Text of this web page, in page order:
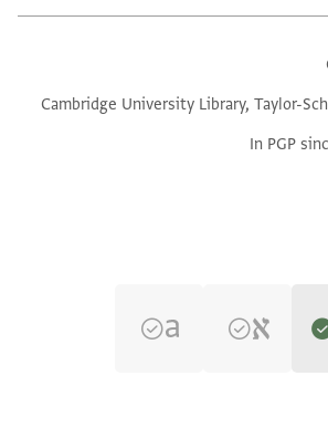
Cambridge University Library, Taylor-
In PGP